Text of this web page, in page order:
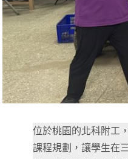
位於桃園的北科附工
課程規劃，讓學生在